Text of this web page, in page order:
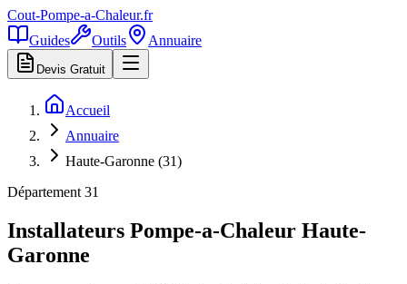
Cout-Pompe-a-Chaleur.fr
Guides
Outils Annuaire
Devis Gratuit
Accueil
Annuaire
Haute-Garonne (31)
Département 31
Installateurs Pompe-a-Chaleur Haute-
Garonne